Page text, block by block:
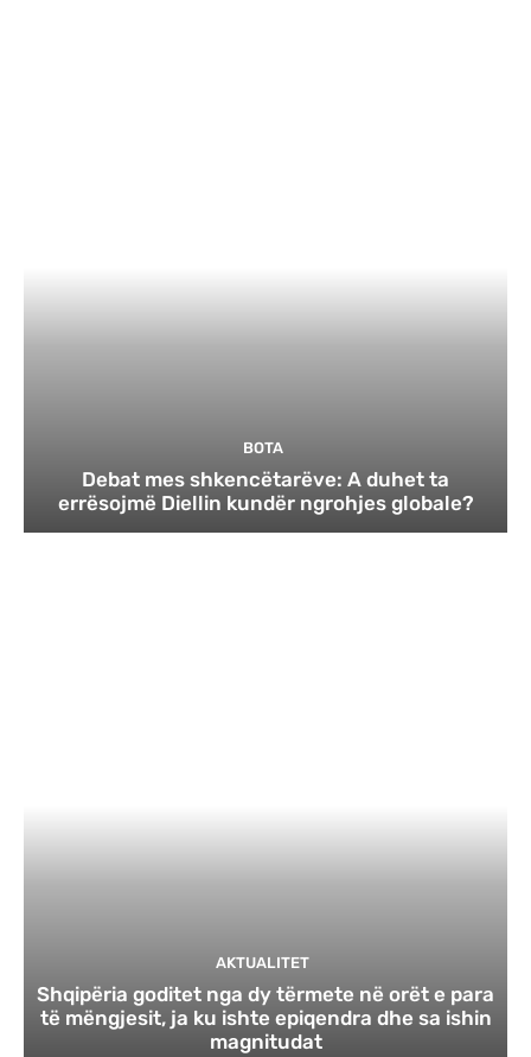
BOTA
Debat mes shkencëtarëve: A duhet ta
errësojmë Diellin kundër ngrohjes globale?
AKTUALITET
Shqipëria goditet nga dy tërmete në orët e para
të mëngjesit, ja ku ishte epiqendra dhe sa ishin
magnitudat